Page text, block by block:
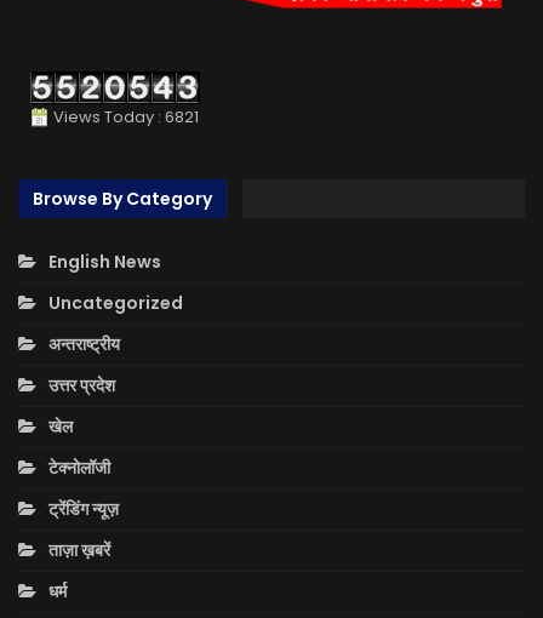
Views Today : 6821
Browse By Category
English News
Uncategorized
अन्तराष्ट्रीय
उत्तर प्रदेश
खेल
टेक्नोलॉजी
ट्रेंडिंग न्यूज़
ताज़ा ख़बरें
धर्म